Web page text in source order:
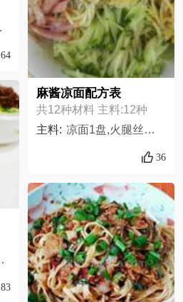
64
83
麻酱凉面配方表
共12种材料 主料:12种
主料: 凉面1盘,火腿丝适量,蛋丝适量,水300CC,小黄瓜丝适量,芝麻酱4大匙,酱油70CC,砂糖60克,香油少许,白醋40CC,蒜末20克,黑醋20CC,
36